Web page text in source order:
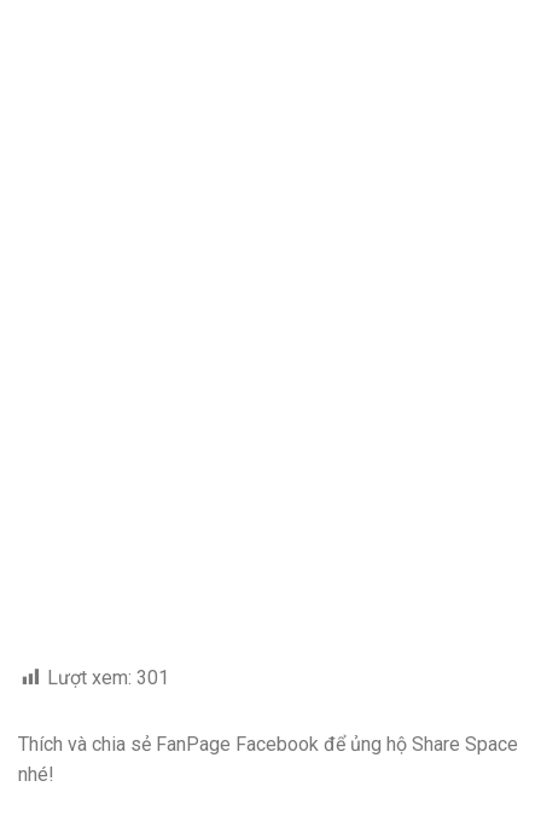
Lượt xem: 301
Thích và chia sẻ FanPage Facebook để ủng hộ Share Space
nhé!